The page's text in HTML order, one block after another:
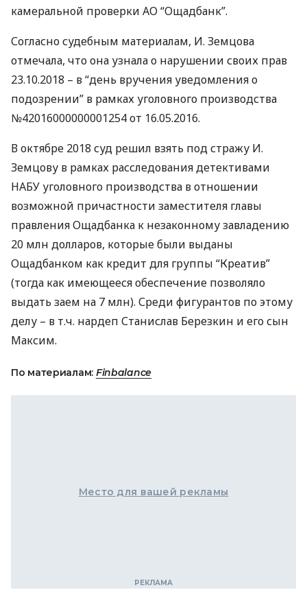
камеральной проверки АО “Ощадбанк”.
Согласно судебным материалам, И. Земцова
отмечала, что она узнала о нарушении своих прав
23.10.2018 – в “день вручения уведомления о
подозрении” в рамках уголовного производства
№42016000000001254 от 16.05.2016.
В октябре 2018 суд решил взять под стражу И.
Земцову в рамках расследования детективами
НАБУ уголовного производства в отношении
возможной причастности заместителя главы
правления Ощадбанка к незаконному завладению
20 млн долларов, которые были выданы
Ощадбанком как кредит для группы “Креатив”
(тогда как имеющееся обеспечение позволяло
выдать заем на 7 млн). Среди фигурантов по этому
делу – в т.ч. нардеп Станислав Березкин и его сын
Максим.
По материалам: Finbalance
Место для вашей рекламы